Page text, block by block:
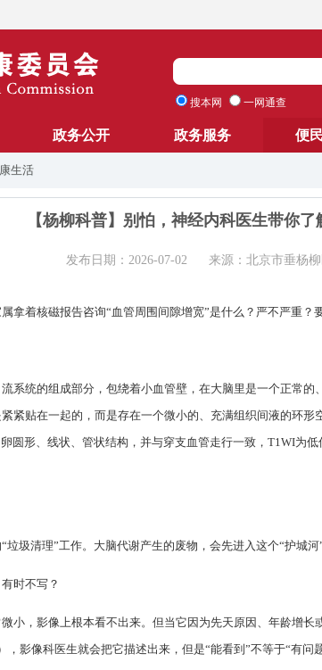
搜本网 一网通查
政务公开 政务服务 便
生活
【杨柳科普】别怕，神经内科医生带你了
发布日期：2026-07-02 来源：​北京市垂杨
拿着核磁报告咨询“血管周围间隙增宽”是什么？严不严重？
系统的组成部分，包绕着小血管壁，在大脑里是一个正常
紧贴在一起的，而是存在一个微小的、充满组织间液的环
圆形、线状、管状结构，并与穿支血管走行一致，T1WI为
垃圾清理”工作。大脑代谢产生的废物，会先进入这个“护城
时不写？
小，影像上根本看不出来。但当它因为先天原因、年龄增
，影像科医生就会把它描述出来，但是“能看到”不等于“有